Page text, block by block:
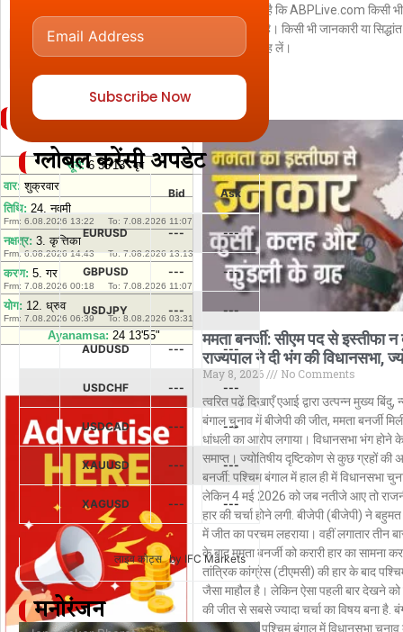
स्पोर्ट्स
दैनिक पंचांग
यहां यह जरूरी है कि ABPLive.com किसी
पुष्टि नहीं होती है। किसी भी जानकारी या
विशेषज्ञ से सलाह लें।
Read More »
ममता बनर्जी: सीएम पद से इस्तीफा
राज्यपाल ने दी भंग की विधानसभा,
May 8, 2026
No Comments
त्वरित पढ़ें दिखाएँ एआई द्वारा उत्पन्न मुख्य बिंदु,
बंगाल चुनाव में बीजेपी की जीत, ममता बनर्जी
धांधली का आरोप लगाया। विधानसभा भंग होने
समाप्त। ज्योतिषीय दृष्टिकोण से कुछ ग्रहों की
बनर्जी: पश्चिम बंगाल में हाल ही में विधानसभा
लेकिन 4 मई 2026 को जब नतीजे आए तो
हार की चर्चा होने लगी. बीजेपी (बीजेपी) ने
में जीत का परचम लहराया। वहीं लगातार तीन
के बाद ममता बनर्जी को करारी हार का सामना
तांत्रिक कांग्रेस (टीएमसी) की हार के बाद
जैसा माहौल है। लेकिन ऐसा पहली बार देखने को
की जीत से सबसे ज्यादा चर्चा का विषय बना है.
बहुमत के चर्चे पश्चिम बंगाल में विधानसभा
Subscribe Now
ग्लोबल करेंसी अपडेट
Bid Ask
EURUSD --- ---
GBPUSD --- ---
USDJPY --- ---
AUDUSD --- ---
USDCHF --- ---
USDCAD --- ---
XAUUSD --- ---
XAGUSD --- ---
लाइव कोट्स by IFC Markets
मनोरंजन